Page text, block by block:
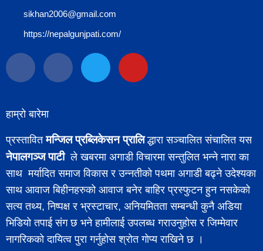
sikhan2006@gmail.com
https://nepalgunjpati.com/
हाम्रो बारेमा
प्रस्तावितमन्जिल प्रब्लिकेसन प्रालिद्धारा सञ्चालित संचालित यस
नेपालगञ्ज पाटीले खबरमा अगाडी विचारमा सन्तुलित भन्ने नारा का
साथ मर्यादित समाज विकास र उन्नतीको पथमा अगाडी बढ्ने उदेश्यका
साथ आवाज बिहीनहरुको आवाज बनेर बाहिर प्रस्फुटन हुन नसकेको
सत्य तथ्य, निष्पक्ष र भ्रस्टाचार, अनियमितता सम्बन्धी कुनै अडिया
भिडियो तपाई संग छ भने हामीलाई उपलब्ध गराउनुहोस र जिम्मेवार
नागरिकको दायित्व पुरा गर्नुहोस श्रोत गोप्य राखिने छ ।